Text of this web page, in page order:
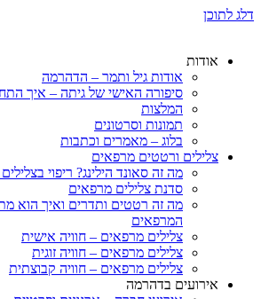
דלג לתוכן
אודות
אודות גיל ותמר – הדהרמה
סיפורה האישי של גיתה – איך
המלצות
תמונות וסרטונים
בלוג – מאמרים וכתבות
צלילים ורטטים מרפאים
מה זה סאונד הילינג? ריפוי
סדנת צלילים מרפאים
מה זה רטטים ותדרים ואיך הוא
המרפאים
צלילים מרפאים – חוויה אישית
צלילים מרפאים – חוויה זוגית
צלילים מרפאים – חוויה קבוצתית
אירועים בדהרמה